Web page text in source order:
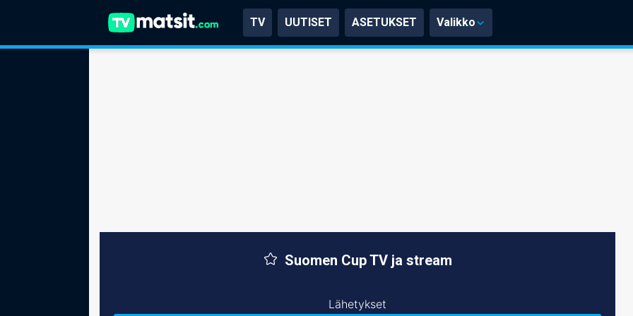
TV UUTISET ASETUKSET Valikko
Suomen Cup TV ja stream
Lähetykset